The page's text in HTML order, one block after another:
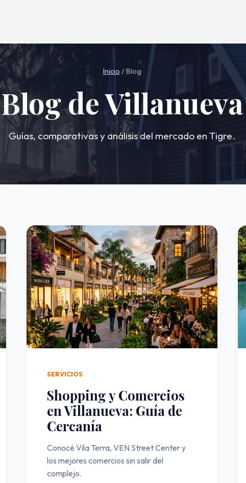
Inicio / Blog
Blog de Villanueva
Guías, comparativas y análisis del mercado en Tigre.
SERVICIOS
Shopping y Comercios
en Villanueva: Guía de
Cercanía
Conocé Vila Terra, VEN Street Center y
los mejores comercios sin salir del
complejo.